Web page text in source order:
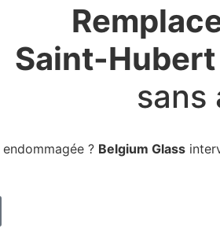
Saint-Hubert
sans
? Belgium Glass